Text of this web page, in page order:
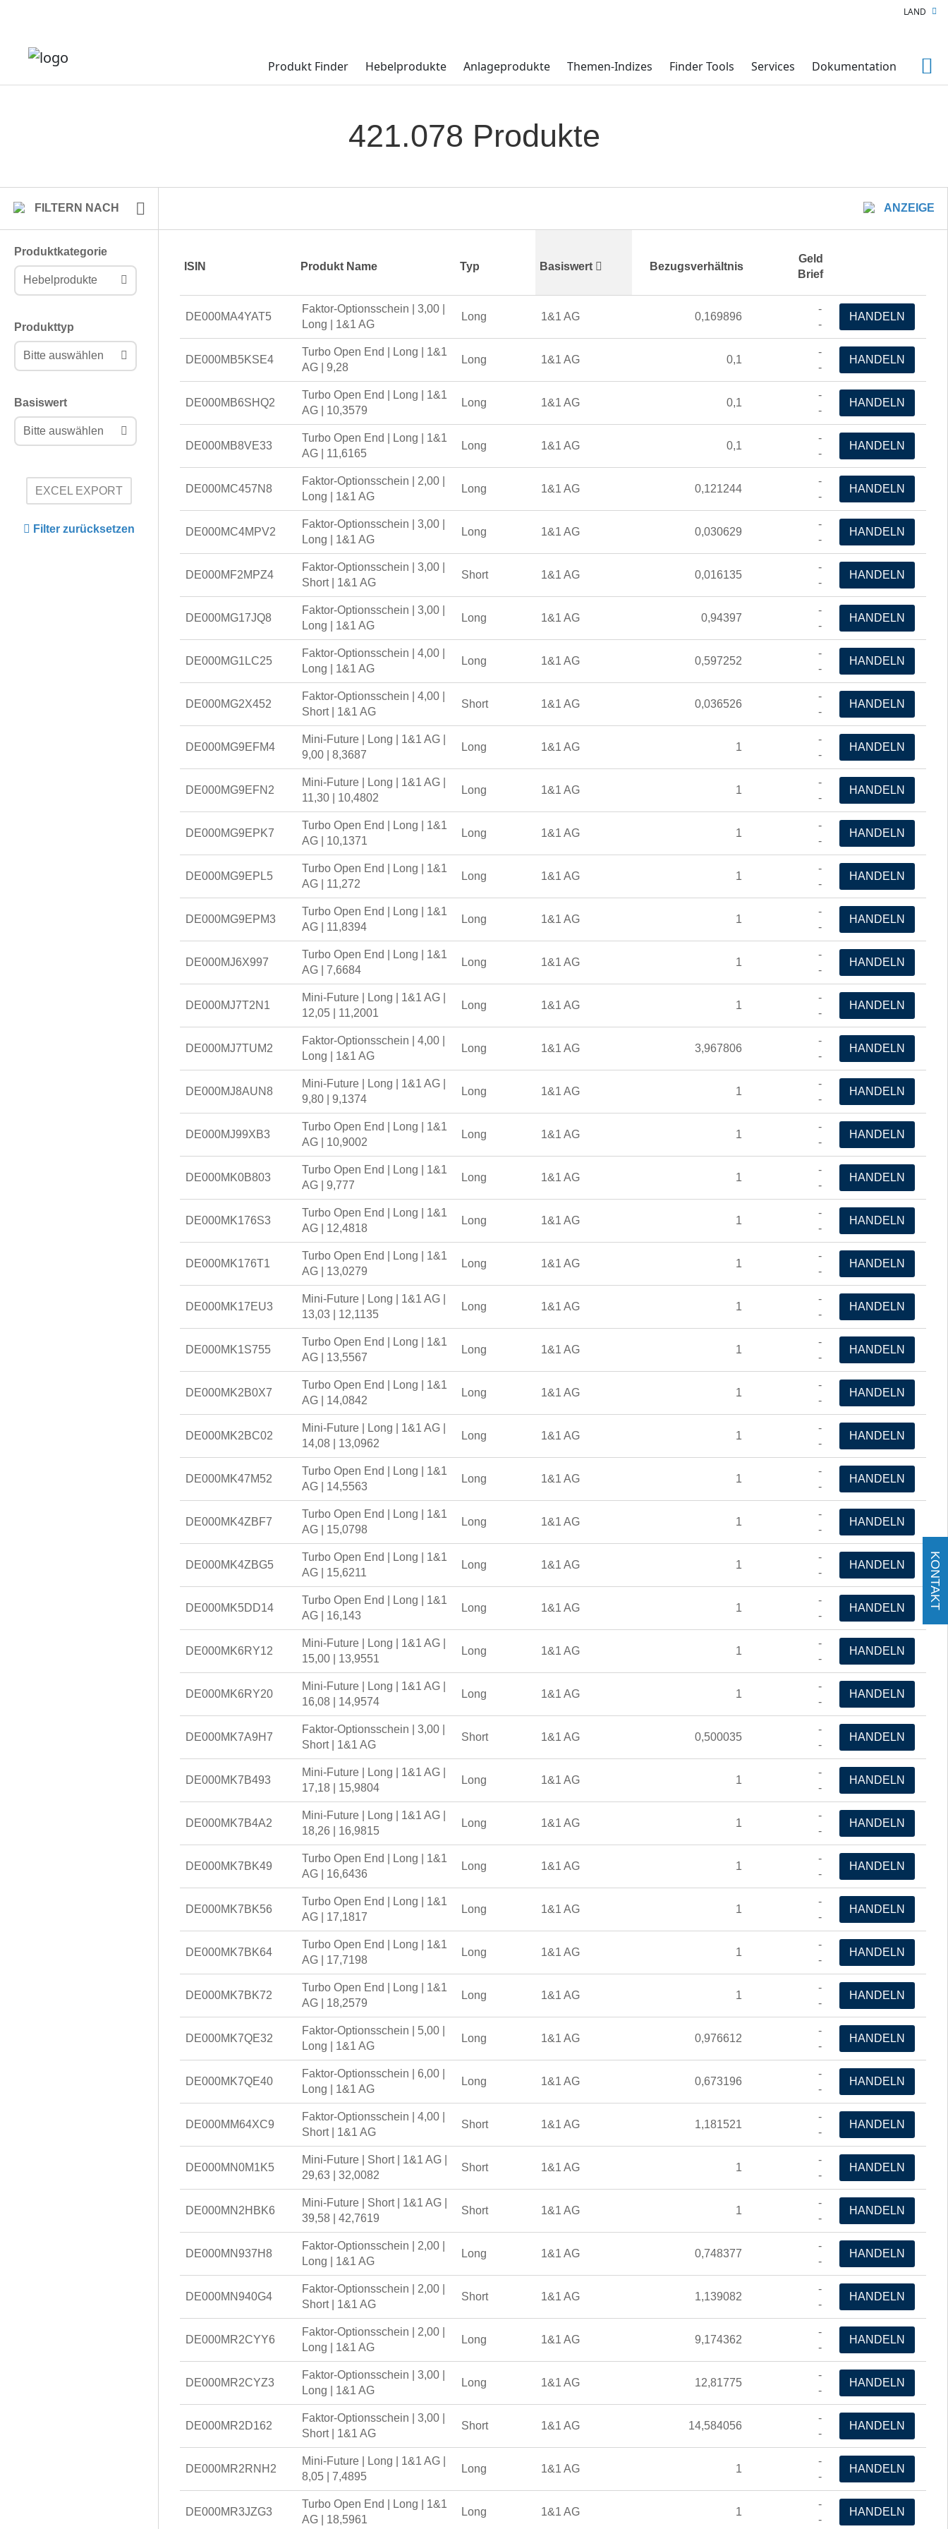
Produkt Finder Hebelprodukte Anlageprodukte Themen-Indizes Finder Tools Services Dokumentation
LAND
421.078 Produkte
FILTERN NACH
Produktkategorie
Hebelprodukte
Produkttyp
Bitte auswählen
Basiswert
Bitte auswählen
EXCEL EXPORT
Filter zurücksetzen
ANZEIGE
ISIN Produkt Name Typ Basiswert Bezugsverhältnis
Geld
Brief
DE000MA4YAT5
Faktor-Optionsschein | 3,00 |
Long | 1&1 AG
Long 1&1 AG 0,169896
-
-
HANDELN
DE000MB5KSE4
Turbo Open End | Long | 1&1
AG | 9,28
Long 1&1 AG 0,1
-
-
HANDELN
DE000MB6SHQ2
Turbo Open End | Long | 1&1
AG | 10,3579
Long 1&1 AG 0,1
-
-
HANDELN
DE000MB8VE33
Turbo Open End | Long | 1&1
AG | 11,6165
Long 1&1 AG 0,1
-
-
HANDELN
DE000MC457N8
Faktor-Optionsschein | 2,00 |
Long | 1&1 AG
Long 1&1 AG 0,121244
-
-
HANDELN
DE000MC4MPV2
Faktor-Optionsschein | 3,00 |
Long | 1&1 AG
Long 1&1 AG 0,030629
-
-
HANDELN
DE000MF2MPZ4
Faktor-Optionsschein | 3,00 |
Short | 1&1 AG
Short 1&1 AG 0,016135
-
-
HANDELN
DE000MG17JQ8
Faktor-Optionsschein | 3,00 |
Long | 1&1 AG
Long 1&1 AG 0,94397
-
-
HANDELN
DE000MG1LC25
Faktor-Optionsschein | 4,00 |
Long | 1&1 AG
Long 1&1 AG 0,597252
-
-
HANDELN
DE000MG2X452
Faktor-Optionsschein | 4,00 |
Short | 1&1 AG
Short 1&1 AG 0,036526
-
-
HANDELN
DE000MG9EFM4
Mini-Future | Long | 1&1 AG |
9,00 | 8,3687
Long 1&1 AG 1
-
-
HANDELN
DE000MG9EFN2
Mini-Future | Long | 1&1 AG |
11,30 | 10,4802
Long 1&1 AG 1
-
-
HANDELN
DE000MG9EPK7
Turbo Open End | Long | 1&1
AG | 10,1371
Long 1&1 AG 1
-
-
HANDELN
DE000MG9EPL5
Turbo Open End | Long | 1&1
AG | 11,272
Long 1&1 AG 1
-
-
HANDELN
DE000MG9EPM3
Turbo Open End | Long | 1&1
AG | 11,8394
Long 1&1 AG 1
-
-
HANDELN
DE000MJ6X997
Turbo Open End | Long | 1&1
AG | 7,6684
Long 1&1 AG 1
-
-
HANDELN
DE000MJ7T2N1
Mini-Future | Long | 1&1 AG |
12,05 | 11,2001
Long 1&1 AG 1
-
-
HANDELN
DE000MJ7TUM2
Faktor-Optionsschein | 4,00 |
Long | 1&1 AG
Long 1&1 AG 3,967806
-
-
HANDELN
DE000MJ8AUN8
Mini-Future | Long | 1&1 AG |
9,80 | 9,1374
Long 1&1 AG 1
-
-
HANDELN
DE000MJ99XB3
Turbo Open End | Long | 1&1
AG | 10,9002
Long 1&1 AG 1
-
-
HANDELN
DE000MK0B803
Turbo Open End | Long | 1&1
AG | 9,777
Long 1&1 AG 1
-
-
HANDELN
DE000MK176S3
Turbo Open End | Long | 1&1
AG | 12,4818
Long 1&1 AG 1
-
-
HANDELN
DE000MK176T1
Turbo Open End | Long | 1&1
AG | 13,0279
Long 1&1 AG 1
-
-
HANDELN
DE000MK17EU3
Mini-Future | Long | 1&1 AG |
13,03 | 12,1135
Long 1&1 AG 1
-
-
HANDELN
DE000MK1S755
Turbo Open End | Long | 1&1
AG | 13,5567
Long 1&1 AG 1
-
-
HANDELN
DE000MK2B0X7
Turbo Open End | Long | 1&1
AG | 14,0842
Long 1&1 AG 1
-
-
HANDELN
DE000MK2BC02
Mini-Future | Long | 1&1 AG |
14,08 | 13,0962
Long 1&1 AG 1
-
-
HANDELN
DE000MK47M52
Turbo Open End | Long | 1&1
AG | 14,5563
Long 1&1 AG 1
-
-
HANDELN
DE000MK4ZBF7
Turbo Open End | Long | 1&1
AG | 15,0798
Long 1&1 AG 1
-
-
HANDELN
DE000MK4ZBG5
Turbo Open End | Long | 1&1
AG | 15,6211
Long 1&1 AG 1
-
-
HANDELN
DE000MK5DD14
Turbo Open End | Long | 1&1
AG | 16,143
Long 1&1 AG 1
-
-
HANDELN
DE000MK6RY12
Mini-Future | Long | 1&1 AG |
15,00 | 13,9551
Long 1&1 AG 1
-
-
HANDELN
DE000MK6RY20
Mini-Future | Long | 1&1 AG |
16,08 | 14,9574
Long 1&1 AG 1
-
-
HANDELN
DE000MK7A9H7
Faktor-Optionsschein | 3,00 |
Short | 1&1 AG
Short 1&1 AG 0,500035
-
-
HANDELN
DE000MK7B493
Mini-Future | Long | 1&1 AG |
17,18 | 15,9804
Long 1&1 AG 1
-
-
HANDELN
DE000MK7B4A2
Mini-Future | Long | 1&1 AG |
18,26 | 16,9815
Long 1&1 AG 1
-
-
HANDELN
DE000MK7BK49
Turbo Open End | Long | 1&1
AG | 16,6436
Long 1&1 AG 1
-
-
HANDELN
DE000MK7BK56
Turbo Open End | Long | 1&1
AG | 17,1817
Long 1&1 AG 1
-
-
HANDELN
DE000MK7BK64
Turbo Open End | Long | 1&1
AG | 17,7198
Long 1&1 AG 1
-
-
HANDELN
DE000MK7BK72
Turbo Open End | Long | 1&1
AG | 18,2579
Long 1&1 AG 1
-
-
HANDELN
DE000MK7QE32
Faktor-Optionsschein | 5,00 |
Long | 1&1 AG
Long 1&1 AG 0,976612
-
-
HANDELN
DE000MK7QE40
Faktor-Optionsschein | 6,00 |
Long | 1&1 AG
Long 1&1 AG 0,673196
-
-
HANDELN
DE000MM64XC9
Faktor-Optionsschein | 4,00 |
Short | 1&1 AG
Short 1&1 AG 1,181521
-
-
HANDELN
DE000MN0M1K5
Mini-Future | Short | 1&1 AG |
29,63 | 32,0082
Short 1&1 AG 1
-
-
HANDELN
DE000MN2HBK6
Mini-Future | Short | 1&1 AG |
39,58 | 42,7619
Short 1&1 AG 1
-
-
HANDELN
DE000MN937H8
Faktor-Optionsschein | 2,00 |
Long | 1&1 AG
Long 1&1 AG 0,748377
-
-
HANDELN
DE000MN940G4
Faktor-Optionsschein | 2,00 |
Short | 1&1 AG
Short 1&1 AG 1,139082
-
-
HANDELN
DE000MR2CYY6
Faktor-Optionsschein | 2,00 |
Long | 1&1 AG
Long 1&1 AG 9,174362
-
-
HANDELN
DE000MR2CYZ3
Faktor-Optionsschein | 3,00 |
Long | 1&1 AG
Long 1&1 AG 12,81775
-
-
HANDELN
DE000MR2D162
Faktor-Optionsschein | 3,00 |
Short | 1&1 AG
Short 1&1 AG 14,584056
-
-
HANDELN
DE000MR2RNH2
Mini-Future | Long | 1&1 AG |
8,05 | 7,4895
Long 1&1 AG 1
-
-
HANDELN
DE000MR3JZG3
Turbo Open End | Long | 1&1
AG | 18,5961
Long 1&1 AG 1
-
-
HANDELN
KONTAKT